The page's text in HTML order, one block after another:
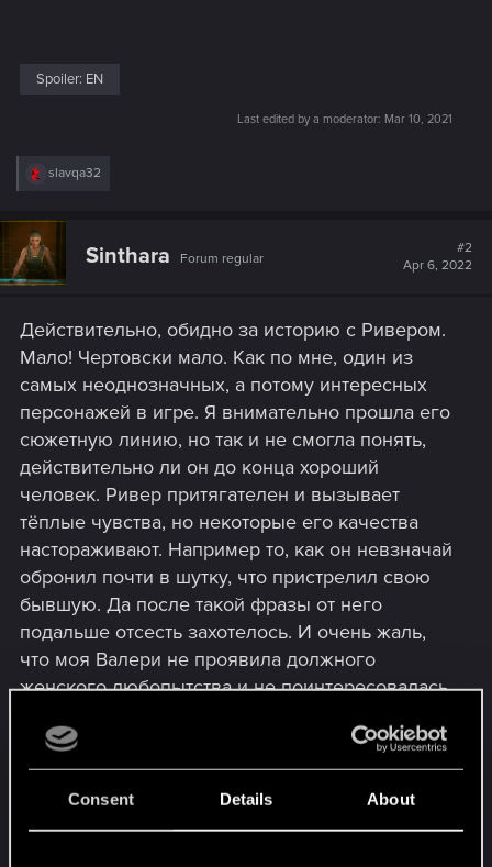
Consent Details About
Spoiler: EN
Last edited by a moderator: Mar 10, 2021
R
c
i
o
:
slavqa32
Sinthara Forum regular
#2
Apr 6, 2022
Действительно, обидно за историю с Ривером.
Мало! Чертовски мало. Как по мне, один из
самых неоднозначных, а потому интересных
персонажей в игре. Я внимательно прошла его
сюжетную линию, но так и не смогла понять,
действительно ли он до конца хороший
человек. Ривер притягателен и вызывает
тёплые чувства, но некоторые его качества
настораживают. Например то, как он невзначай
обронил почти в шутку, что пристрелил свою
бывшую. Да после такой фразы от него
подальше отсесть захотелось. И очень жаль,
что моя Валери не проявила должного
женского любопытства и не поинтересовалась
приходится додумывать этот фрагмент за
разработчиков. Я думаю, что раз и Тигриные
когти про эту историю в курсе (диалог на
Китайском рынке), бывшая состояла в какой